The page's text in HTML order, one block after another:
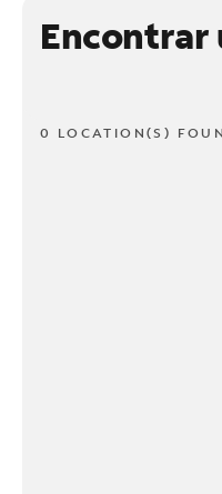
Encontrar
0 LOCATION(S)